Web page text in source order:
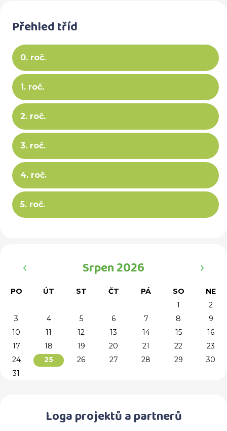
Přehled tříd
0. roč.
1. roč.
2. roč.
3. roč.
4. roč.
5. roč.
Srpen 2026
PO ÚT ST ČT PÁ SO
NE
1
2
3
4 5 6 7 8
9
10
11 12 13 14 15
16
17
18 19 20 21 22
23
24
25 26 27 28 29
30
31
Loga projektů a partnerů